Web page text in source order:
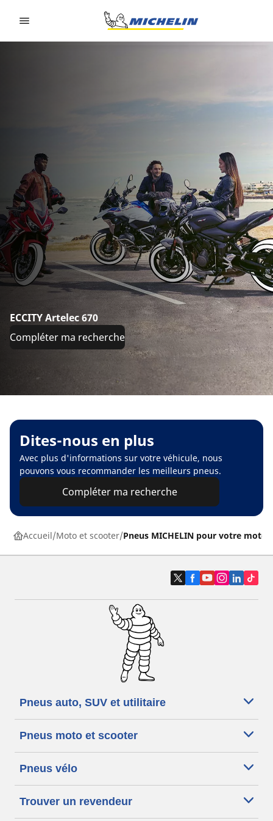
ECCITY Artelec 670
Compléter ma recherche
Dites-nous en plus
Avec plus d'informations sur votre véhicule, nous
pouvons vous recommander les meilleurs pneus.
Compléter ma recherche
Accueil Moto et scooter Pneus MICHELIN pour votre moto
Pneus auto, SUV et utilitaire
Pneus moto et scooter
Pneus vélo
Trouver un revendeur